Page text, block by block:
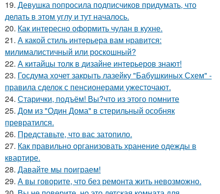
19. Девушка попросила подписчиков придумать, что
делать в этом углу и тут началось.
20. Как интересно оформить чулан в кухне.
21. А какой стиль интерьера вам нравится:
милималистичный или роскошный?
22. А китайцы толк в дизайне интерьеров знают!
23. Госдума хочет закрыть лазейку "Бабушкиных Схем" -
правила сделок с пенсионерами ужесточают.
24. Старички, подъём! Вы?что из этого помните
25. Дом из "Один Дома" в стерильный особняк
превратился.
26. Представьте, что вас затопило.
27. Как правильно организовать хранение одежды в
квартире.
28. Давайте мы поиграем!
29. А вы говорите, что без ремонта жить невозможно.